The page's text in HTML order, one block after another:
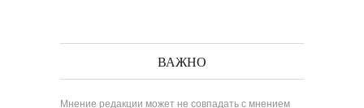
ВАЖНО
Мнение редакции может не совпадать с мнением